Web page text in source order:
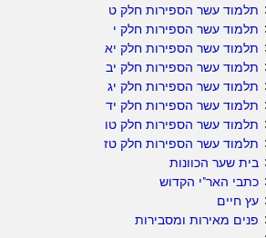
תלמוד עשר הספירות חלק ט
תלמוד עשר הספירות חלק י
תלמוד עשר הספירות חלק יא
תלמוד עשר הספירות חלק יב
תלמוד עשר הספירות חלק יג
תלמוד עשר הספירות חלק יד
תלמוד עשר הספירות חלק טו
תלמוד עשר הספירות חלק טז
בית שער הכוונות
כתבי האר"י הקדוש
עץ חיים
פנים מאירות ומסבירות